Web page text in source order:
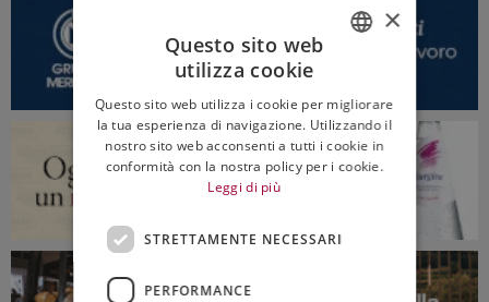
ENGLISH
×
Questo sito web
utilizza cookie
Questo sito web utilizza i cookie per migliorare
la tua esperienza di navigazione. Utilizzando il
nostro sito web acconsenti a tutti i cookie in
conformità con la nostra policy per i cookie.
Leggi di più
STRETTAMENTE NECESSARI
PERFORMANCE